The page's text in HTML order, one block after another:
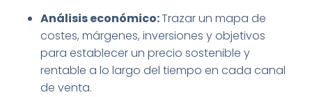
Análisis económico:Trazar un mapa de
costes, márgenes, inversiones y objetivos
para establecer un precio sostenible y
rentable a lo largo del tiempo en cada canal
de venta.